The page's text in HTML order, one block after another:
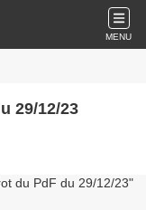
MENU
29/12/23